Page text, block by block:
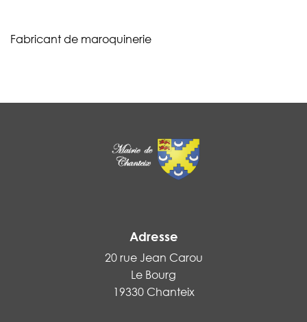
Fabricant de maroquinerie
Adresse
20 rue Jean Carou
Le Bourg
19330 Chanteix